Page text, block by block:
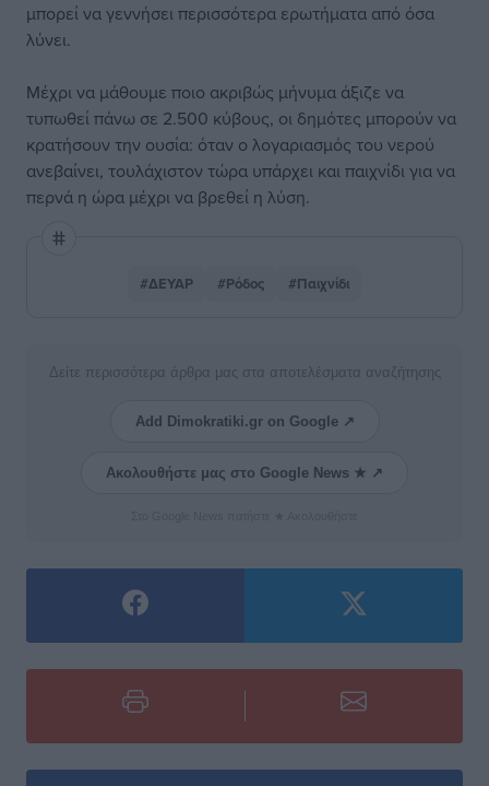
μπορεί να γεννήσει περισσότερα ερωτήματα από όσα
λύνει.
Μέχρι να μάθουμε ποιο ακριβώς μήνυμα άξιζε να
τυπωθεί πάνω σε 2.500 κύβους, οι δημότες μπορούν να
κρατήσουν την ουσία: όταν ο λογαριασμός του νερού
ανεβαίνει, τουλάχιστον τώρα υπάρχει και παιχνίδι για να
περνά η ώρα μέχρι να βρεθεί η λύση.
#ΔΕΥΑΡ #Ρόδος #Παιχνίδι
Δείτε περισσότερα άρθρα μας στα αποτελέσματα αναζήτησης
Add Dimokratiki.gr on Google ↗
Ακολουθήστε μας στο Google News ★ ↗